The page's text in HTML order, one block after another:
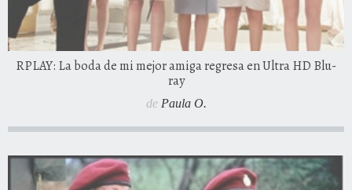
RPLAY: La boda de mi mejor amiga regresa en Ultra HD Blu-
ray
de Paula O.